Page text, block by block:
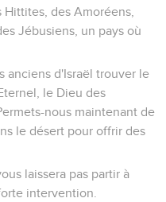
Hittites, des Amoréens,
Jébusiens, un pays où
anciens d'Israël trouver le
le Dieu des
nous maintenant de
le désert pour offrir des
laissera pas partir à
intervention.